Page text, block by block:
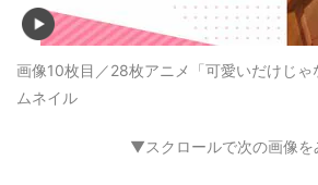
画像10枚目／28枚アニメ「可愛いだけじ
ムネイル
▼スクロールで次の画像